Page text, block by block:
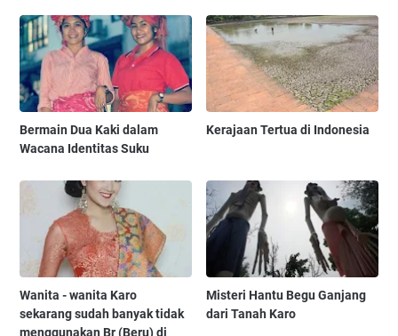
Bermain Dua Kaki dalam
Wacana Identitas Suku
Kerajaan Tertua di Indonesia
Wanita - wanita Karo
sekarang sudah banyak tidak
menggunakan Br (Beru) di
Misteri Hantu Begu Ganjang
dari Tanah Karo